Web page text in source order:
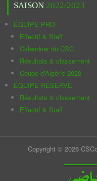
SAISON 2022/2023
ÉQUIPE PRO
Effectif & Staff
Calendrier du CSC
Résultats & classement
Coupe d'Algérie 2023
ÉQUIPE RÉSERVE
Résultats & classement
Effectif & Staff
Copyright © 2026